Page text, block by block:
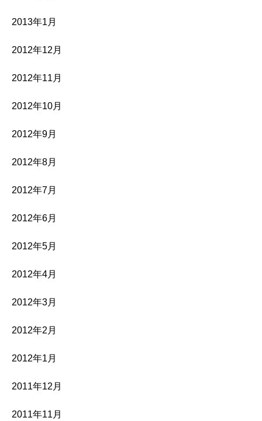
2013年1月
2012年12月
2012年11月
2012年10月
2012年9月
2012年8月
2012年7月
2012年6月
2012年5月
2012年4月
2012年3月
2012年2月
2012年1月
2011年12月
2011年11月